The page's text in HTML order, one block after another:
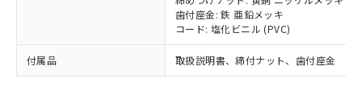
歯付座金: 鉄 亜鉛メッキ
コード: 塩化ビニル (PVC)
付属品 取扱説明書、締付ナット、歯付座金
事前の承諾なく第三者に漏洩または開
示しないようお願いします。
マイパーツ機能（部品リスト作成サー
ビス）をご利用いただくには、I-Web
メンバーズにご登録されている必要が
部品在庫の切り替え状況などにより、予定
月が前後することがあります。
「ｅ」：有害物質（10物質）のすべてが基
準値以下であることを示します。
「10」：通常の使用状況下において有害物
質が外部に漏えいし、環境に深刻な影響を
及ぼさない年数を意味します。
場合は、上記1、2および3の内容を当
該第三者に通知します。また当社は、
販売先および販売に係わる関係者が違
法に輸出するおそれがある場合は、取
り引きをいたしません。
認ください)
受注生産機種、また在庫状況の
情報を公開していない機種